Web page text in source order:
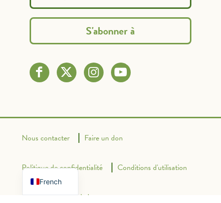
Nous contacter Faire un don
Politique de confidentialité Conditions d'utilisation
Powered By Graphic Lux
French
English